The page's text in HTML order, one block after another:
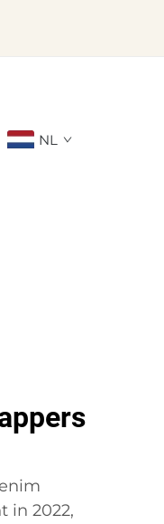
NL
in 2022,